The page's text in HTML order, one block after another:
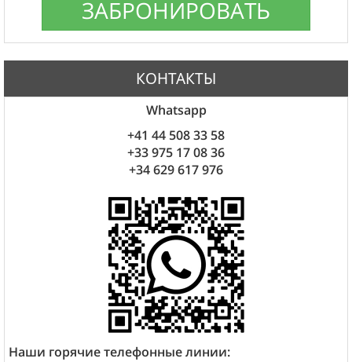
КОНТАКТЫ
Whatsapp
+41 44 508 33 58
+33 975 17 08 36
+34 629 617 976
Наши горячие телефонные линии: